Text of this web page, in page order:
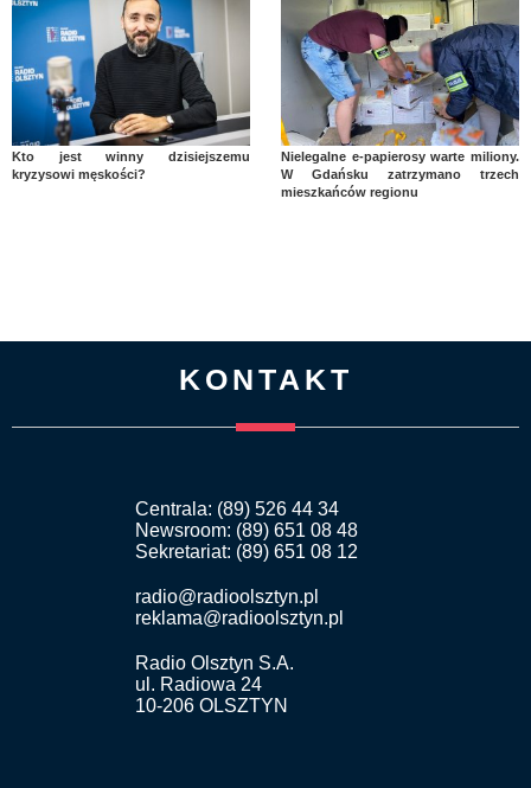
Kto jest winny dzisiejszemu
kryzysowi męskości?
Nielegalne e-papierosy warte miliony.
W Gdańsku zatrzymano trzech
mieszkańców regionu
KONTAKT
Centrala: (89) 526 44 34
Newsroom: (89) 651 08 48
Sekretariat: (89) 651 08 12
radio@radioolsztyn.pl
reklama@radioolsztyn.pl
Radio Olsztyn S.A.
ul. Radiowa 24
10-206 OLSZTYN